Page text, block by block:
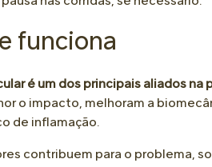
funciona
é um dos principais aliados na
o impacto, melhoram a
de inflamação.
contribuem para o problema,